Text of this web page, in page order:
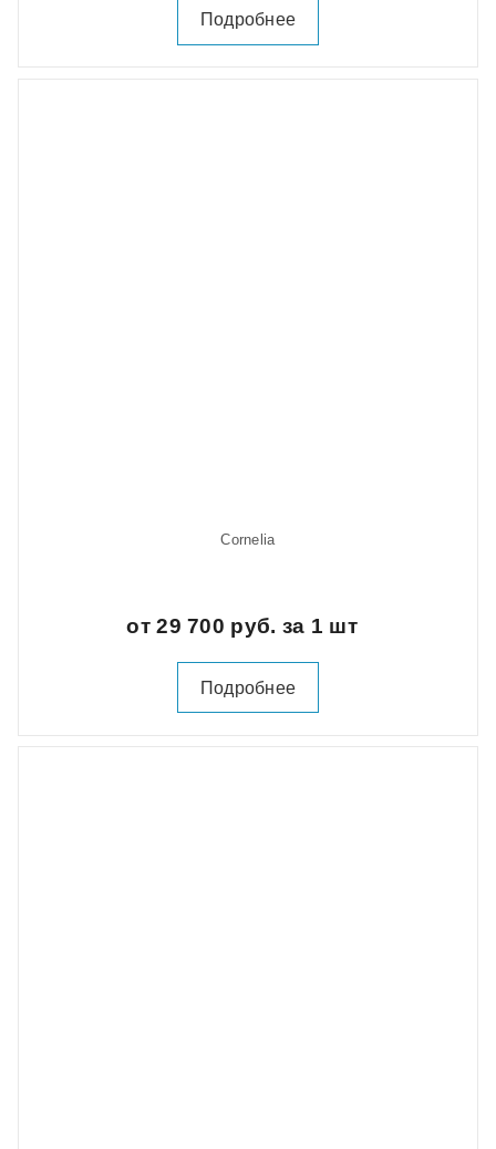
Подробнее
Cornelia
от 29 700 руб. за 1 шт
Подробнее